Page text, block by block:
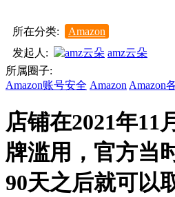
所在分类:
Amazon
发起人:
amz云朵
所属圈子:
Amazon账号安全 Amazon Amazon
店铺在2021年11
牌滥用，官方当
90天之后就可以